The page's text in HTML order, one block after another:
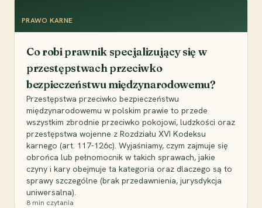
PRAWO KARNE
Co robi prawnik specjalizujący się w
przestępstwach przeciwko
bezpieczeństwu międzynarodowemu?
Przestępstwa przeciwko bezpieczeństwu
międzynarodowemu w polskim prawie to przede
wszystkim zbrodnie przeciwko pokojowi, ludzkości oraz
przestępstwa wojenne z Rozdziału XVI Kodeksu
karnego (art. 117-126c). Wyjaśniamy, czym zajmuje się
obrońca lub pełnomocnik w takich sprawach, jakie
czyny i kary obejmuje ta kategoria oraz dlaczego są to
sprawy szczególne (brak przedawnienia, jurysdykcja
uniwersalna).
8 min czytania